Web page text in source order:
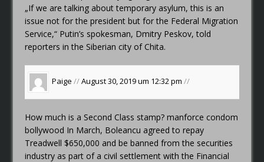
„If we are talking about temporary asylum, this is an
issue not for the president but for the Federal Migration
Service,“ Putin’s spokesman, Dmitry Peskov, told
reporters in the Siberian city of Chita.
Paige //August 30, 2019 um 12:32 pm//
How much is a Second Class stamp?manforce condom
bollywood In March, Boleancu agreed to repay
Treadwell $650,000 and be banned from the securities
industry as part of a civil settlement with the Financial